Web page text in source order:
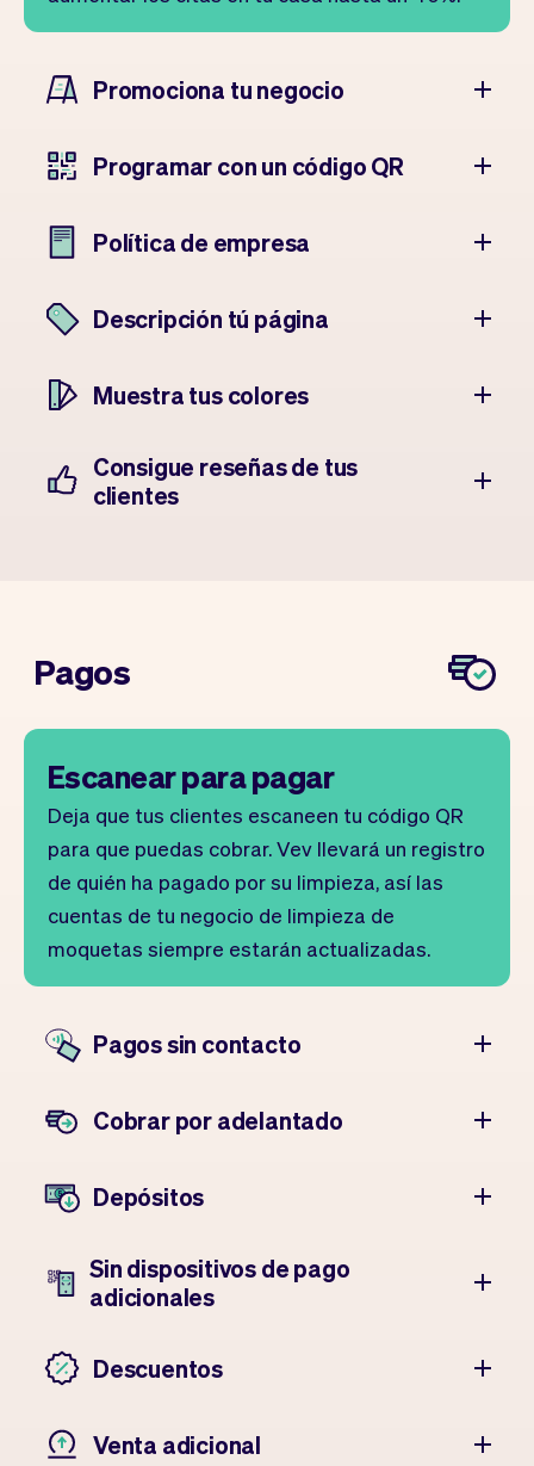
Promociona tu negocio
Programar con un código QR
Política de empresa
Descripción tú página
Muestra tus colores
Consigue reseñas de tus
clientes
Pagos
Escanear para pagar
Deja que tus clientes escaneen tu código QR
para que puedas cobrar. Vev llevará un registro
de quién ha pagado por su limpieza, así las
cuentas de tu negocio de limpieza de
moquetas siempre estarán actualizadas.
Pagos sin contacto
Cobrar por adelantado
Depósitos
Sin dispositivos de pago
adicionales
Descuentos
Venta adicional